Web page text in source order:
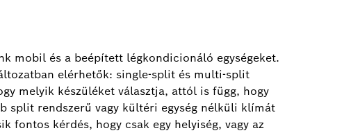
mobil és a beépített légkondicionáló egységeket.
elérhetők: single-split és multi-split
melyik készüléket választja, attól is függ, hogy
split rendszerű vagy kültéri egység nélküli klímát
fontos kérdés, hogy csak egy helyiség, vagy az